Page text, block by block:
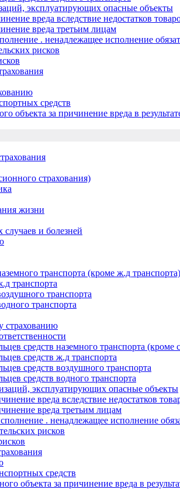
эксплуатирующих опасные объекты
вреда вследствие недостатков
вреда третьим лицам
. ненадлежащее исполнение
рисков
средств
объекта за причинение вреда в
страхования)
жизни
и болезней
транспорта (кроме ж.д транспорта)
транспорта
транспорта
транспорта
страхованию
средств наземного транспорта (кроме
средств ж.д транспорта
средств воздушного транспорта
средств водного транспорта
эксплуатирующих опасные объекты
вреда вследствие недостатков
вреда третьим лицам
. ненадлежащее исполнение
рисков
средств
объекта за причинение вреда в